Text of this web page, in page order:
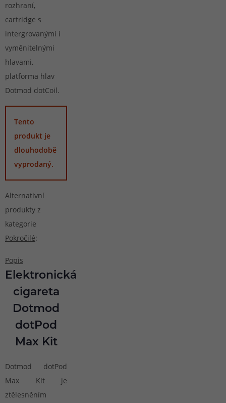
rozhraní,
cartridge s
intergrovanými i
vyměnitelnými
hlavami,
platforma hlav
Dotmod dotCoil.
Tento
produkt je
dlouhodobě
vyprodaný.
Alternativní
produkty z
kategorie
Pokročilé:
Popis
Elektronická
cigareta
Dotmod
dotPod
Max Kit
Dotmod dotPod
Max Kit je
ztělesněním